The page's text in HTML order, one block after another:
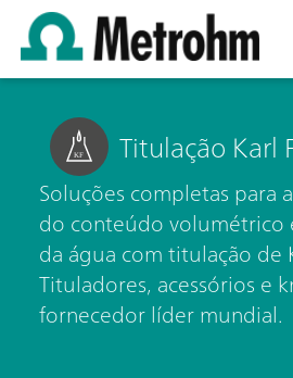
Titulação Karl
Soluções completas para
do conteúdo
da água com titulação de
Tituladores, acessórios e
fornecedor líder mundial.